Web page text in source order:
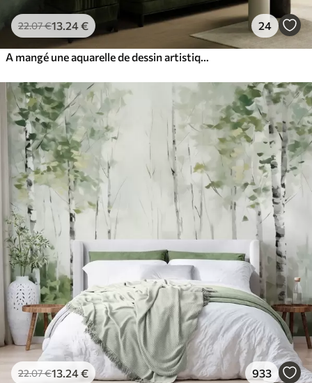
22.07€13 .24€ 24
22.07€13 .24€ 933